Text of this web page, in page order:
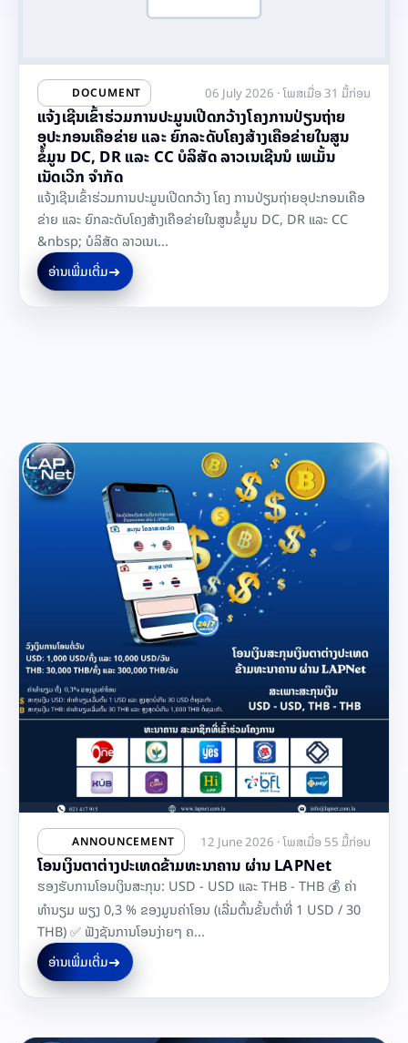
DOCUMENT 06 July 2026 · ໂພສເມື່ອ 31 ມື້ກ່ອນ
ແຈ້ງເຊີນເຂົ້າຮ່ວມການປະມູນເປີດກວ້າງໂຄງການປ່ຽນຖ່າຍ
ອຸປະກອນເຄືອຂ່າຍ ແລະ ຍົກລະດັບໂຄງສ້າງເຄືອຂ່າຍໃນສູນ
ຂໍ້ມູນ DC, DR ແລະ CC ບໍລິສັດ ລາວເນເຊີນນໍ ເພເມັ້ນ
ເນັດເວີກ ຈຳກັດ
ແຈ້ງເຊີນເຂົ້າຮ່ວມການປະມູນເປີດກວ້າງ ໂຄງ ການປ່ຽນຖ່າຍອຸປະກອນເຄືອ
ຂ່າຍ ແລະ ຍົກລະດັບໂຄງສ້າງເຄືອຂ່າຍໃນສູນຂໍ້ມູນ DC, DR ແລະ CC
&nbsp; ບໍລິສັດ ລາວເນເ...
ອ່ານເພີ່ມເຕີ່ມ➜
ANNOUNCEMENT 12 June 2026 · ໂພສເມື່ອ 55 ມື້ກ່ອນ
ໂອນເງິນຕາຕ່າງປະເທດຂ້າມທະນາຄານ ຜ່ານ LAPNet
ຮອງຮັບການໂອນເງິນສະກຸນ: USD - USD ແລະ THB - THB 💰 ຄ່າ
ທຳນຽມ ພຽງ 0,3 % ຂອງມູນຄ່າໂອນ (ເລີ່ມຕົ້ນຂັ້ນຕ່ຳທີ່ 1 USD / 30
THB) ✅ ຟັງຊັນການໂອນງ່າຍໆ ຄ...
ອ່ານເພີ່ມເຕີ່ມ➜